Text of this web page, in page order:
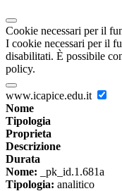
Cookie necessari per il
I cookie necessari per il
disabilitati. È possibile
policy.
www.icapice.edu.it
Nome
Tipologia
Proprieta
Descrizione
Durata
Nome: _pk_id.1.681a
Tipologia: analitico